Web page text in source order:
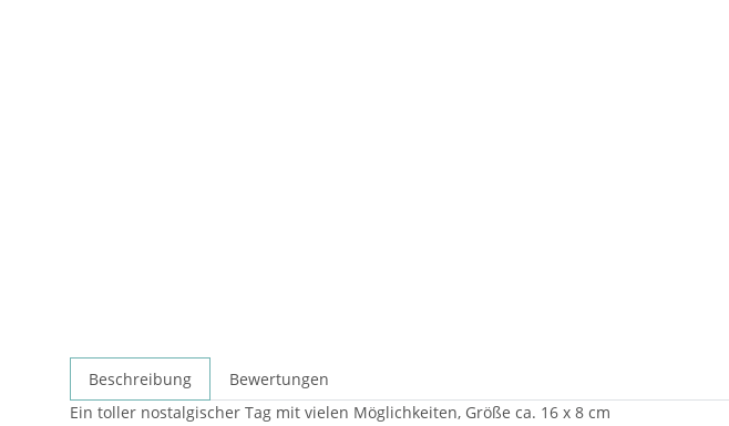
Beschreibung
Bewertungen
Ein toller nostalgischer Tag mit vielen Möglichkeiten, Größe ca. 16 x 8 cm